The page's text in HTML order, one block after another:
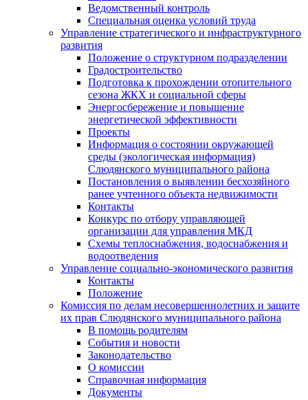
Ведомственный контроль
Специальная оценка условий труда
Управление стратегического и инфраструктурного
развития
Положение о структурном подразделении
Градостроительство
Подготовка к прохождении отопительного
сезона ЖКХ и социальной сферы
Энергосбережение и повышение
энергетической эффективности
Проекты
Информация о состоянии окружающей
среды (экологическая информация)
Слюдянского муниципального района
Постановления о выявлении бесхозяйного
ранее учтенного объекта недвижимости
Контакты
Конкурс по отбору управляющей
организации для управления МКД
Схемы теплоснабжения, водоснабжения и
водоотведения
Управление социально-экономического развития
Контакты
Положение
Комиссия по делам несовершеннолетних и защите
их прав Слюдянского муниципального района
В помощь родителям
События и новости
Законодательство
О комиссии
Справочная информация
Документы